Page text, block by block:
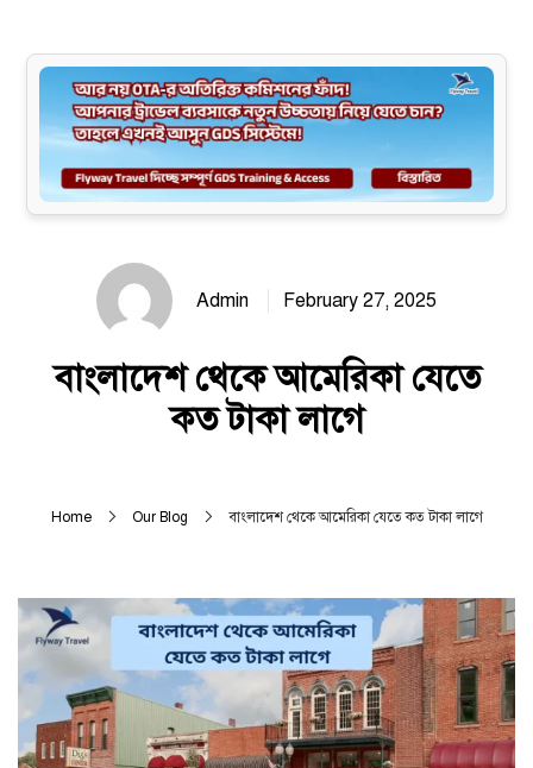
Admin February 27, 2025
বাংলাদেশ থেকে আমেরিকা যেতে
কত টাকা লাগে
Home Our Blog বাংলাদেশ থেকে আমেরিকা যেতে কত টাকা লাগে